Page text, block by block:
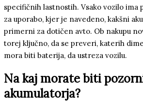
specifičnih lastnostih. Vsako vozilo ima
za uporabo, kjer je navedeno, kakšni
primerni za dotičen avto. Ob nakupu
torej ključno, da se preveri, katerih
mora biti baterija, da ustreza vozilu.
Na kaj morate biti
akumulatorja?